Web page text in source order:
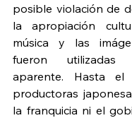
posible violación de
la apropiación
música y las
fueron utilizadas
aparente. Hasta
productoras
la franquicia ni el